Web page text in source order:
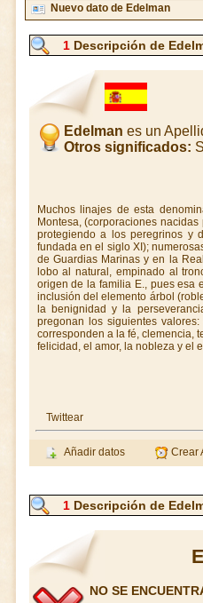
Nuevo dato de Edelman
1 Descripción de
Edelman es un
Otros significados:
Muchos linajes de esta
Montesa, (corporaciones
protegiendo a los peregrinos y
fundada en el siglo XI);
de Guardias Marinas y en la
lobo al natural, empinado al
origen de la familia E., pues esa
inclusión del elemento árbol
la benignidad y la
pregonan los siguientes
corresponden a la fé, clemencia,
felicidad, el amor, la nobleza y el
Twittear
Añadir datos Crear
1 Descripción de
NO SE